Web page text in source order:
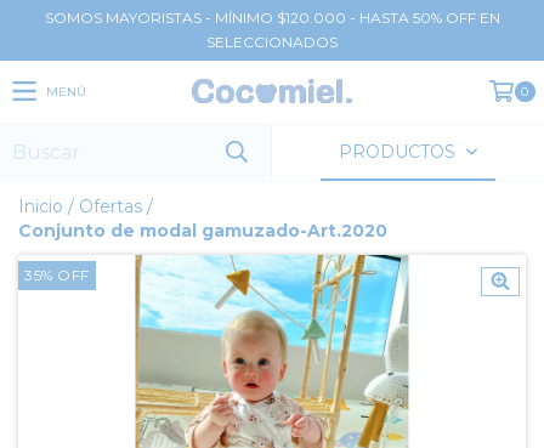
SOMOS MAYORISTAS - MÍNIMO $120.000 - HASTA 50% OFF EN
SELECCIONADOS
MENÚ 0
PRODUCTOS
Inicio / Ofertas /
Conjunto de modal gamuzado-Art.2020
35% OFF